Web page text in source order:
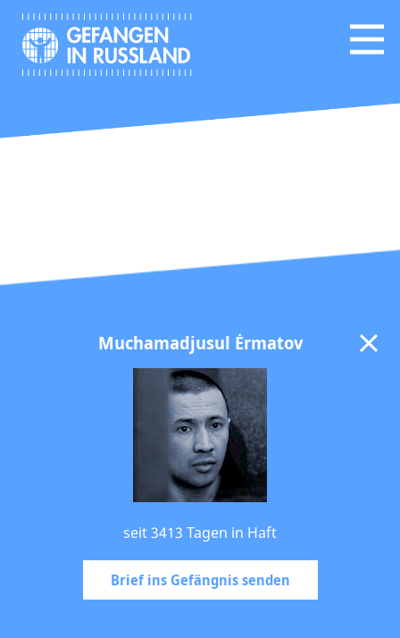
Muchamadjusul Ėrmatov
seit 3413 Tagen in Haft
Brief ins Gefängnis senden